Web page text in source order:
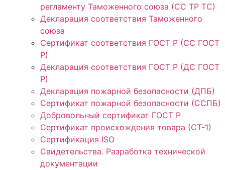
регламенту Таможенного союза (СС ТР ТС)
Декларация соответствия Таможенного
союза
Сертификат соответствия ГОСТ Р (СС ГОСТ
Р)
Декларация соответствия ГОСТ Р (ДС ГОСТ
Р)
Декларация пожарной безопасности (ДПБ)
Сертификат пожарной безопасности (ССПБ)
Добровольный сертификат ГОСТ Р
Сертификат происхождения товара (СТ-1)
Сертификация ISO
Свидетельства. Разработка технической
документации